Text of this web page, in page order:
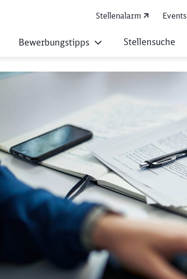
Stellenalarm Events
Bewerbungstipps Stellensuche